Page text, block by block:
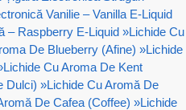
Vanilie – Vanilla E-Liquid
– Raspberry E-Liquid »Lichide Cu
De Blueberry (Afine) »Lichide
Lichide Cu Aroma De Kent
Dulci) »Lichide Cu Aromă De
De Cafea (Coffee) »Lichide